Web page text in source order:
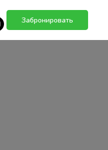
Забронировать